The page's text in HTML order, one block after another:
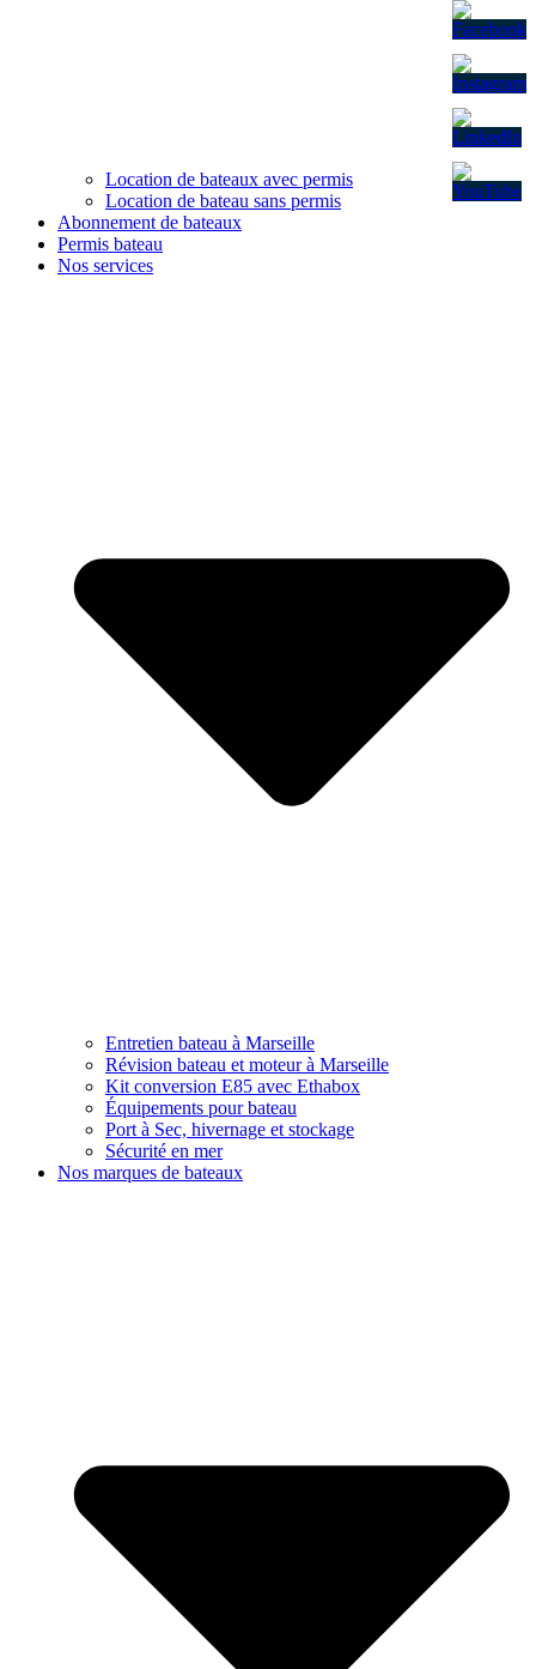
Location de bateaux avec permis
Location de bateau sans permis
Abonnement de bateaux
Permis bateau
Nos services
Entretien bateau à Marseille
Révision bateau et moteur à Marseille
Kit conversion E85 avec Ethabox
Équipements pour bateau
Port à Sec, hivernage et stockage
Sécurité en mer
Nos marques de bateaux